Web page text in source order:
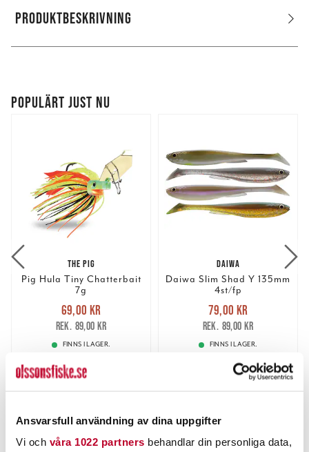
Ansvarsfull användning av dina uppgifter
Vi och våra 1022 partners behandlar din personliga data,
PRODUKTBESKRIVNING
POPULÄRT JUST NU
THE PIG
Pig Hula Tiny Chatterbait
7g
Nuvarande pris
69,00 krTidigare pris
89,00 kr
69,00 kr
89,00 kr
FINNS I LAGER.
LÄS MER
DAIWA
Daiwa Slim Shad Y 135mm
4st/fp
Nuvarande pris
79,00 krTidigare pris
89,00 kr
79,00 kr
89,00 kr
FINNS I LAGER.
LÄS MER
ANDRA TITTADE OCKSÅ PÅ